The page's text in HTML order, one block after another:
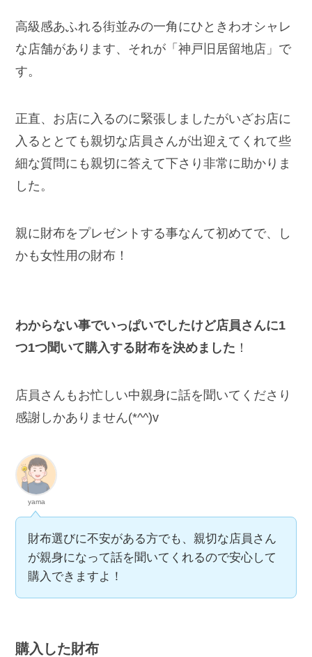
高級感あふれる街並みの一角にひときわオシャレ
な店舗があります、それが「神戸旧居留地店」で
す。
正直、お店に入るのに緊張しましたがいざお店に
入るととても親切な店員さんが出迎えてくれて些
細な質問にも親切に答えて下さり非常に助かりま
した。
親に財布をプレゼントする事なんて初めてで、し
かも女性用の財布！
わからない事でいっぱいでしたけど店員さんに1
つ1つ聞いて購入する財布を決めました ！
店員さんもお忙しい中親身に話を聞いてくださり
感謝しかありません(*^^)v
yama
財布選びに不安がある方でも、親切な店員さん
が親身になって話を聞いてくれるので安心して
購入できますよ！
購入した財布